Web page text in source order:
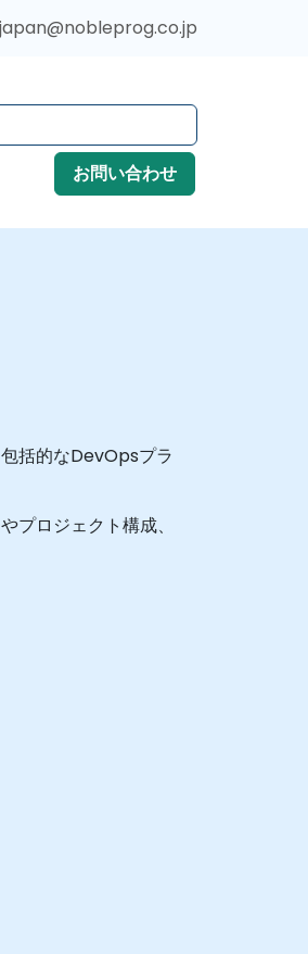
japan@nobleprog.co.jp
お問い合わせ
括的なDevOpsプラ
ロジェクト構成、